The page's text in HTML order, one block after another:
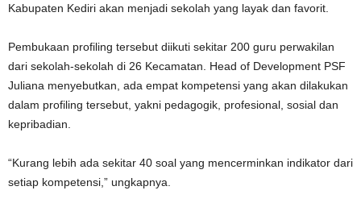
Kabupaten Kediri akan menjadi sekolah yang layak dan favorit.
Pembukaan profiling tersebut diikuti sekitar 200 guru perwakilan
dari sekolah-sekolah di 26 Kecamatan. Head of Development PSF
Juliana menyebutkan, ada empat kompetensi yang akan dilakukan
dalam profiling tersebut, yakni pedagogik, profesional, sosial dan
kepribadian.
“Kurang lebih ada sekitar 40 soal yang mencerminkan indikator dari
setiap kompetensi,” ungkapnya.